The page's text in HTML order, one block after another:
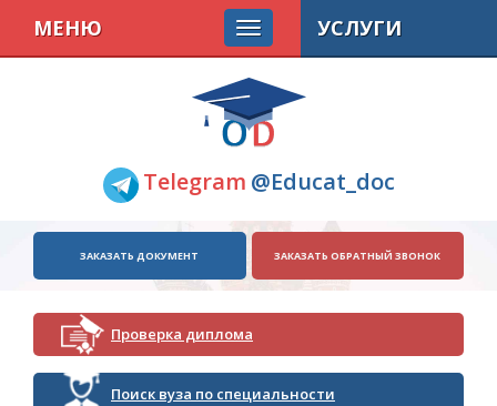
Telegram @Educat_doc
МЕНЮ
ЗАКАЗАТЬ ДОКУМЕНТ ЗАКАЗАТЬ ОБРАТНЫЙ ЗВОНОК
Проверка диплома
Поиск вуза по специальности
УСЛУГИ